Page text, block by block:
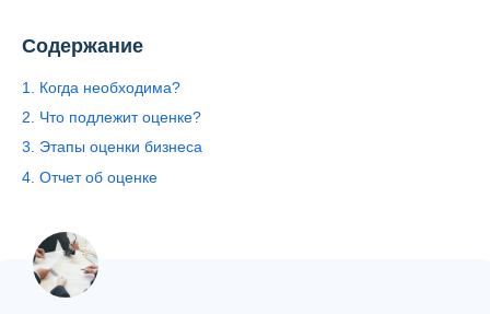
Вопрос-ответ
Содержание
1. Когда необходима?
2. Что подлежит оценке?
3. Этапы оценки бизнеса
4. Отчет об оценке